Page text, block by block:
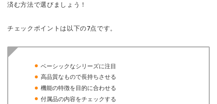
済む方法で選びましょう！
チェックポイントは以下の7点です。
ベーシックなシリーズに注目
高品質なもので長持ちさせる
機能の特徴を目的に合わせる
付属品の内容をチェックする